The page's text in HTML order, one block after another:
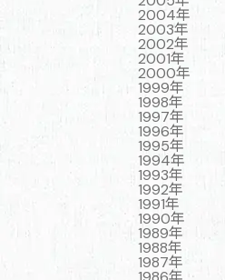
2004年
2003年
2002年
2001年
2000年
1999年
1998年
1997年
1996年
1995年
1994年
1993年
1992年
1991年
1990年
1989年
1988年
1987年